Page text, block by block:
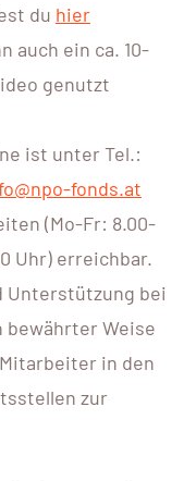
du hier
auch ein ca. 10-
genutzt
ist unter Tel.:
fonds.at
(Mo-Fr: 8.00-
Uhr) erreichbar.
Unterstützung bei
Weise
in den
zur